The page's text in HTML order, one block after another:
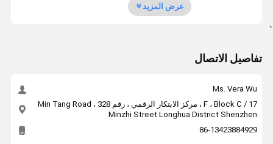
عرض المزيد
`
تفاصيل الاتصال
Ms. Vera Wu
17 / F ، Block C ، مركز الابتكار الرقمي ، رقم 328 Min Tang Road ،
Minzhi Street Longhua District Shenzhen
86-13423884929